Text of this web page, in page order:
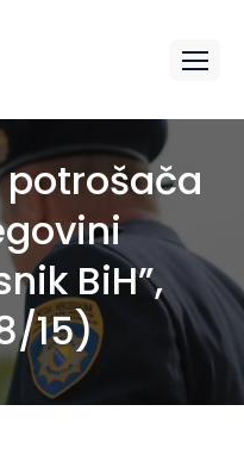
potrošača
BiH”,
15)